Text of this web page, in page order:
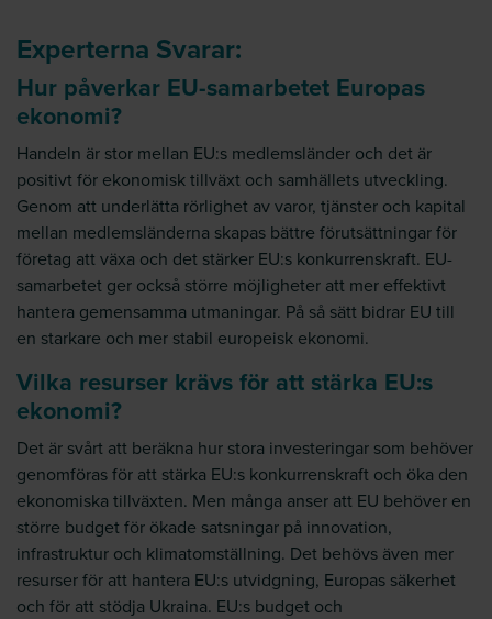
Experterna Svarar:
Hur påverkar EU-samarbetet Europas
ekonomi?
Handeln är stor mellan EU:s medlemsländer och det är
positivt för ekonomisk tillväxt och samhällets utveckling.
Genom att underlätta rörlighet av varor, tjänster och kapital
mellan medlemsländerna skapas bättre förutsättningar för
företag att växa och det stärker EU:s konkurrenskraft. EU-
samarbetet ger också större möjligheter att mer effektivt
hantera gemensamma utmaningar. På så sätt bidrar EU till
en starkare och mer stabil europeisk ekonomi.
Vilka resurser krävs för att stärka EU:s
ekonomi?
Det är svårt att beräkna hur stora investeringar som behöver
genomföras för att stärka EU:s konkurrenskraft och öka den
ekonomiska tillväxten. Men många anser att EU behöver en
större budget för ökade satsningar på innovation,
infrastruktur och klimatomställning. Det behövs även mer
resurser för att hantera EU:s utvidgning, Europas säkerhet
och för att stödja Ukraina. EU:s budget och